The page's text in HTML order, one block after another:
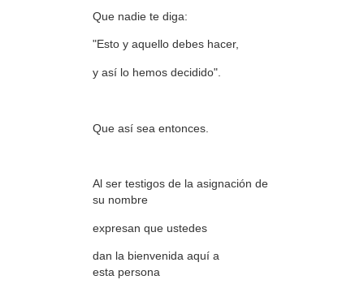
Que nadie te diga:
"Esto y aquello debes hacer,
y así lo hemos decidido".
Que así sea entonces.
Al ser testigos de la asignación de
su nombre
expresan que ustedes
dan la bienvenida aquí a
esta persona